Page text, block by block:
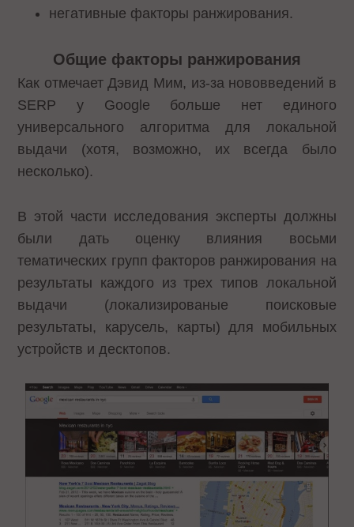
негативные факторы ранжирования.
Общие факторы ранжирования
Как отмечает Дэвид Мим, из-за нововведений в
SERP у Google больше нет единого
универсального алгоритма для локальной
выдачи (хотя, возможно, их всегда было
несколько).
В этой части исследования эксперты должны
были дать оценку влияния восьми
тематических групп факторов ранжирования на
результаты каждого из трех типов локальной
выдачи (локализированые поисковые
результаты, карусель, карты) для мобильных
устройств и десктопов.